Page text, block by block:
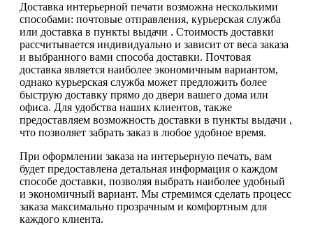
Доставка интерьерной печати возможна несколькими
способами: почтовые отправления, курьерская служба
или доставка в пункты выдачи . Стоимость доставки
рассчитывается индивидуально и зависит от веса заказа
и выбранного вами способа доставки. Почтовая
доставка является наиболее экономичным вариантом,
однако курьерская служба может предложить более
быструю доставку прямо до двери вашего дома или
офиса. Для удобства наших клиентов, также
предоставляем возможность доставки в пункты выдачи ,
что позволяет забрать заказ в любое удобное время.
При оформлении заказа на интерьерную печать, вам
будет предоставлена детальная информация о каждом
способе доставки, позволяя выбрать наиболее удобный
и экономичный вариант. Мы стремимся сделать процесс
заказа максимально прозрачным и комфортным для
каждого клиента.